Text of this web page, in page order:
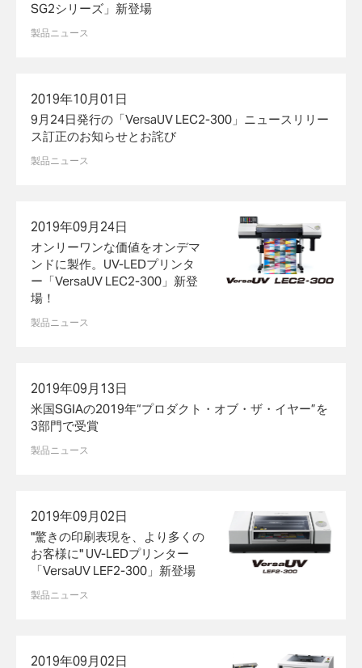
SG2シリーズ」新登場
製品ニュース
2019年10月01日
9月24日発行の「VersaUV LEC2-300」ニュースリリー
ス訂正のお知らせとお詫び
製品ニュース
2019年09月24日
オンリーワンな価値をオンデマ
ンドに製作。UV-LEDプリンタ
ー「VersaUV LEC2-300」新登
場！
製品ニュース
2019年09月13日
米国SGIAの2019年“プロダクト・オブ・ザ・イヤー”を
3部門で受賞
製品ニュース
2019年09月02日
"驚きの印刷表現を、より多くの
お客様に" UV-LEDプリンター
「VersaUV LEF2-300」新登場
製品ニュース
2019年09月02日